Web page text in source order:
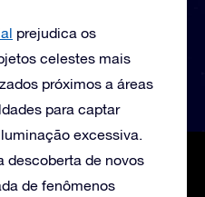
prejudica os
celestes mais
próximos a áreas
para captar
excessiva.
descoberta de novos
de fenômenos